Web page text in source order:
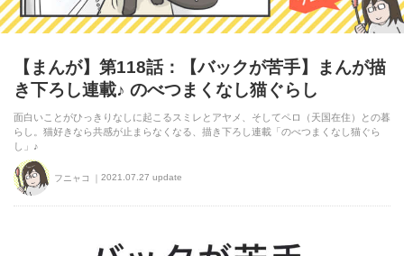
【まんが】第118話：【バックが苦手】まんが描
き下ろし連載♪ のべつまくなし猫ぐらし
面白いことがひっきりなしに起こるスミレとアヤメ、そしてペロ（天国在住）との暮
らし。猫好きなら共感が止まらなくなる、描き下ろし連載「のべつまくなし猫ぐら
し」♪
フニャコ 2021.07.27 update